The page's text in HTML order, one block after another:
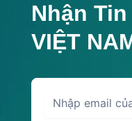
Nhận
VIỆT